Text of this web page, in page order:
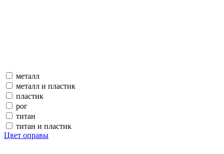
металл
металл и пластик
пластик
рог
титан
титан и пластик
Цвет оправы